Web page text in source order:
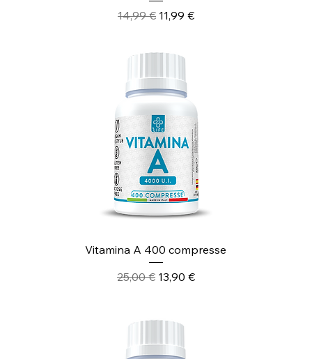
Prezzo regolare
14,99 € Prezzo scontato
11,99 €
Vitamina A 400 compresse
Prezzo regolare
25,00 € Prezzo scontato
13,90 €